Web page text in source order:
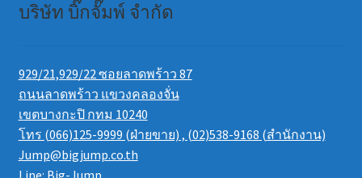
บริษัท บิ๊กจั๊มพ์ จำกัด
929/21,929/22 ซอยลาดพร้าว 87
ถนนลาดพร้าว แขวงคลองจั่น
เขตบางกะปิ กทม 10240
โทร (066)125-9999 (ฝ่ายขาย) , (02)538-9168 (สำนักงาน)
Jump@bigjump.co.th